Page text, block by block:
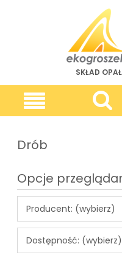
SKŁAD
Drób
Opcje
Producent: (wybierz)
Dostępność: (wybierz)